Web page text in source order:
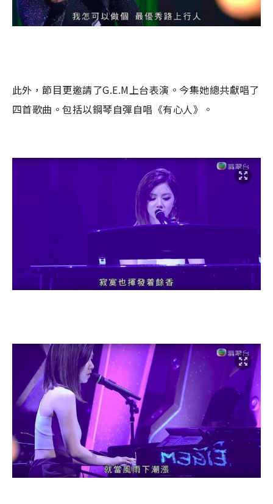
此外，節目更邀請了G.E.M上台表演。今集她總共獻唱了
四首歌曲。包括以鋼琴自彈自唱《有心人》。